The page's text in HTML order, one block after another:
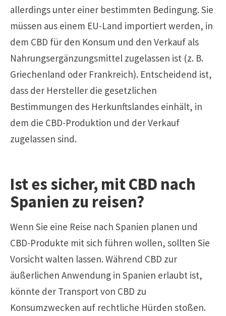
allerdings unter einer bestimmten Bedingung. Sie
müssen aus einem EU-Land importiert werden, in
dem CBD für den Konsum und den Verkauf als
Nahrungsergänzungsmittel zugelassen ist (z. B.
Griechenland oder Frankreich). Entscheidend ist,
dass der Hersteller die gesetzlichen
Bestimmungen des Herkunftslandes einhält, in
dem die CBD-Produktion und der Verkauf
zugelassen sind.
Ist es sicher, mit CBD nach
Spanien zu reisen?
Wenn Sie eine Reise nach Spanien planen und
CBD-Produkte mit sich führen wollen, sollten Sie
Vorsicht walten lassen. Während CBD zur
äußerlichen Anwendung in Spanien erlaubt ist,
könnte der Transport von CBD zu
Konsumzwecken auf rechtliche Hürden stoßen.